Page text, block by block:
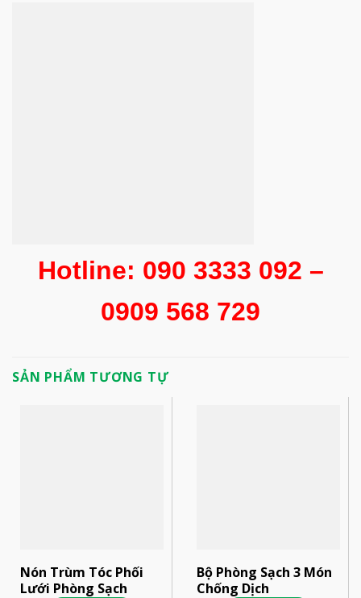
Hotline: 090 3333 092 –
0909 568 729
SẢN PHẨM TƯƠNG TỰ
Nón Trùm Tóc Phối
Lưới Phòng Sạch
Bộ Phòng Sạch 3 Món
Chống Dịch